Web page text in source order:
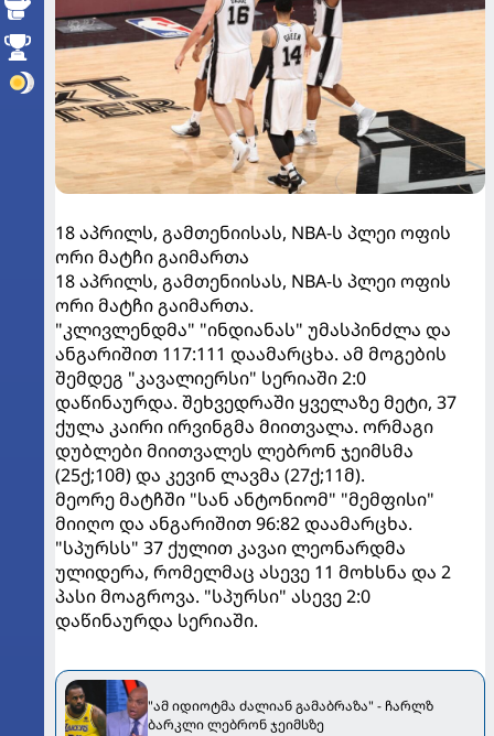
18 აპრილს, გამთენიისას, NBA-ს პლეი ოფის
ორი მატჩი გაიმართა
18 აპრილს, გამთენიისას, NBA-ს პლეი ოფის
ორი მატჩი გაიმართა.
"კლივლენდმა" "ინდიანას" უმასპინძლა და
ანგარიშით 117:111 დაამარცხა. ამ მოგების
შემდეგ "კავალიერსი" სერიაში 2:0
დაწინაურდა. შეხვედრაში ყველაზე მეტი, 37
ქულა კაირი ირვინგმა მიითვალა. ორმაგი
დუბლები მიითვალეს ლებრონ ჯეიმსმა
(25ქ;10მ) და კევინ ლავმა (27ქ;11მ).
მეორე მატჩში "სან ანტონიომ" "მემფისი"
მიიღო და ანგარიშით 96:82 დაამარცხა.
"სპურსს" 37 ქულით კავაი ლეონარდმა
ულიდერა, რომელმაც ასევე 11 მოხსნა და 2
პასი მოაგროვა. "სპურსი" ასევე 2:0
დაწინაურდა სერიაში.
"ამ იდიოტმა ძალიან გამაბრაზა" - ჩარლზ
ბარკლი ლებრონ ჯეიმსზე